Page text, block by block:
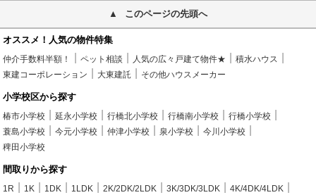
このページの先頭へ
オススメ！人気の物件特集
仲介手数料半額！ ペット相談 人気の広々戸建て物件★
積水ハウス
東建コーポレーション
大東建託 その他ハウスメーカー
小学校区から探す
椿市小学校 延永小学校 行橋北小学校 行橋南小学校
行橋小学校
蓑島小学校
今元小学校 仲津小学校 泉小学校
今川小学校
稗田小学校
間取りから探す
1R 1K 1DK 1LDK 2K/2DK/2LDK 3K/3DK/3LDK
4K/4DK/4LDK